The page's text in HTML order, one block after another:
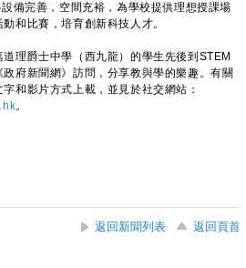
備完善，空間充裕，為學校提供理想授課場
和比賽，培育創新科技人才。
爵士中學（西九龍）的學生先後到STEM
府新聞網》訪問，分享教與學的樂趣。有關
和影片方式上載，並見於社交網站：
。
返回新聞列表
返回頁首